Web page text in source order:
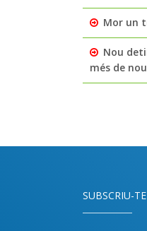
Mor un
Nou
més de
SUBSCRIU-TE